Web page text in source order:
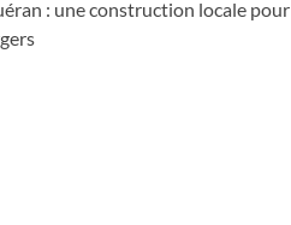
: une construction locale pour